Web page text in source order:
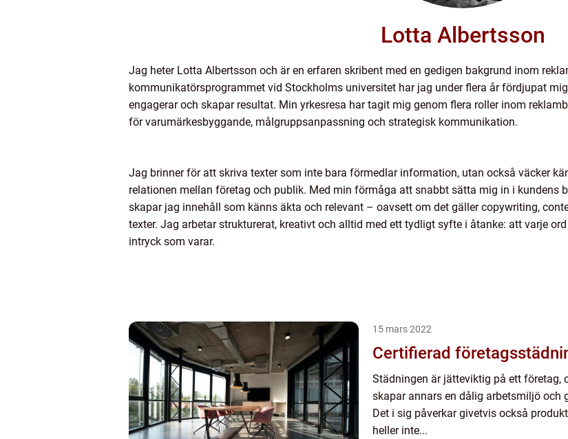
Lotta Albertsson
Jag heter Lotta Albertsson och är en erfaren skribent med en gedigen bakgrund inom
kommunikatörsprogrammet vid Stockholms universitet har jag under flera år fördjupat
engagerar och skapar resultat. Min yrkesresa har tagit mig genom flera roller inom
för varumärkesbyggande, målgruppsanpassning och strategisk kommunikation.
Jag brinner för att skriva texter som inte bara förmedlar information, utan också väcker
relationen mellan företag och publik. Med min förmåga att snabbt sätta mig in i kundens
skapar jag innehåll som känns äkta och relevant – oavsett om det gäller copywriting,
texter. Jag arbetar strukturerat, kreativt och alltid med ett tydligt syfte i åtanke: att varje
intryck som varar.
15 mars 2022
Certifierad
Städningen är jätteviktig på ett företag,
skapar annars en dålig arbetsmiljö och
Det i sig påverkar givetvis också
heller inte...